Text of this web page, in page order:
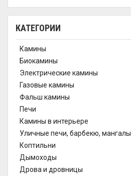
КАТЕГОРИИ
Камины
Биокамины
Электрические камины
Газовые камины
Фальш камины
Печи
Камины в интерьере
Уличные печи, барбекю, мангалы
Коптильни
Дымоходы
Дрова и дровницы